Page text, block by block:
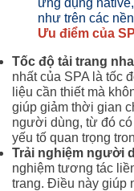
ứng dụng
như trên các
Ưu điểm của
Tốc độ tải trang
nhất của SPA là tốc
liệu cần thiết mà
giúp giảm thời gian
người dùng, từ đó
yếu tố quan trọng
Trải nghiệm người
nghiệm tương tác
trang. Điều này giúp